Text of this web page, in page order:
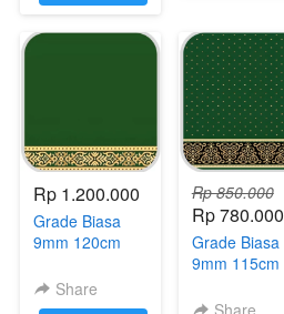
Rp 1.200.000
Grade Biasa
9mm 120cm
Share
Rp 850.000
Rp 780.000
Grade Biasa
9mm 115cm
Share